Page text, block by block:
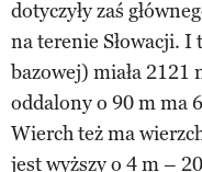
dotyczyły zaś
na terenie Słowacji.
bazowej) miała 2121
oddalony o 90 m ma
Wierch też ma
jest wyższy o 4 m –